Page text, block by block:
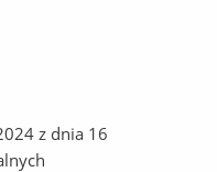
z dnia 16